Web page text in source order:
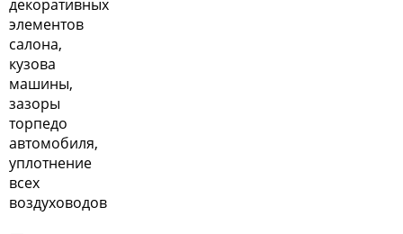
декоративных
элементов
салона,
кузова
машины,
зазоры
торпедо
автомобиля,
уплотнение
всех
воздуховодов